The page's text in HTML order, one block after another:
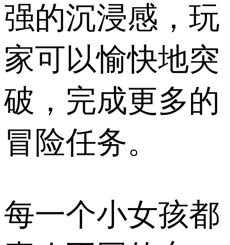
强的沉浸感，玩
家可以愉快地突
破，完成更多的
冒险任务。
每一个小女孩都